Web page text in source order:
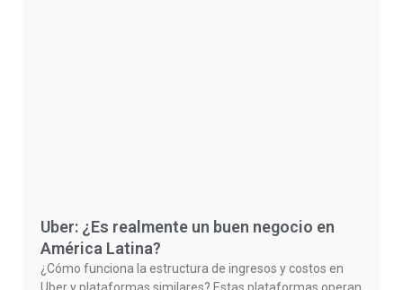
Uber: ¿Es realmente un buen negocio en
América Latina?
¿Cómo funciona la estructura de ingresos y costos en